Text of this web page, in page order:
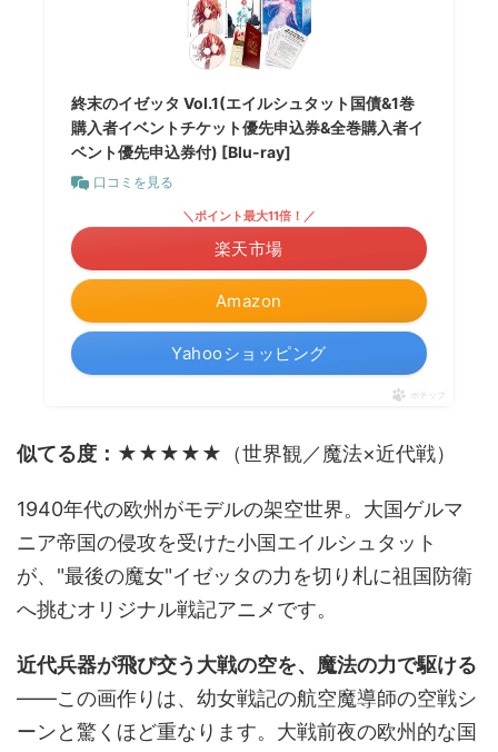
終末のイゼッタ Vol.1(エイルシュタット国債&1巻
購入者イベントチケット優先申込券&全巻購入者イ
ベント優先申込券付) [Blu-ray]
口コミを見る
Amazon
＼ポイント最大11倍！／
楽天市場
Yahooショッピング
ポチップ
似てる度：★★★★★ （世界観／魔法×近代戦）
1940年代の欧州がモデルの架空世界。大国ゲルマ
ニア帝国の侵攻を受けた小国エイルシュタット
が、"最後の魔女"イゼッタの力を切り札に祖国防衛
へ挑むオリジナル戦記アニメです。
近代兵器が飛び交う大戦の空を、魔法の力で駆ける
――この画作りは、幼女戦記の航空魔導師の空戦シ
ーンと驚くほど重なります。大戦前夜の欧州的な国